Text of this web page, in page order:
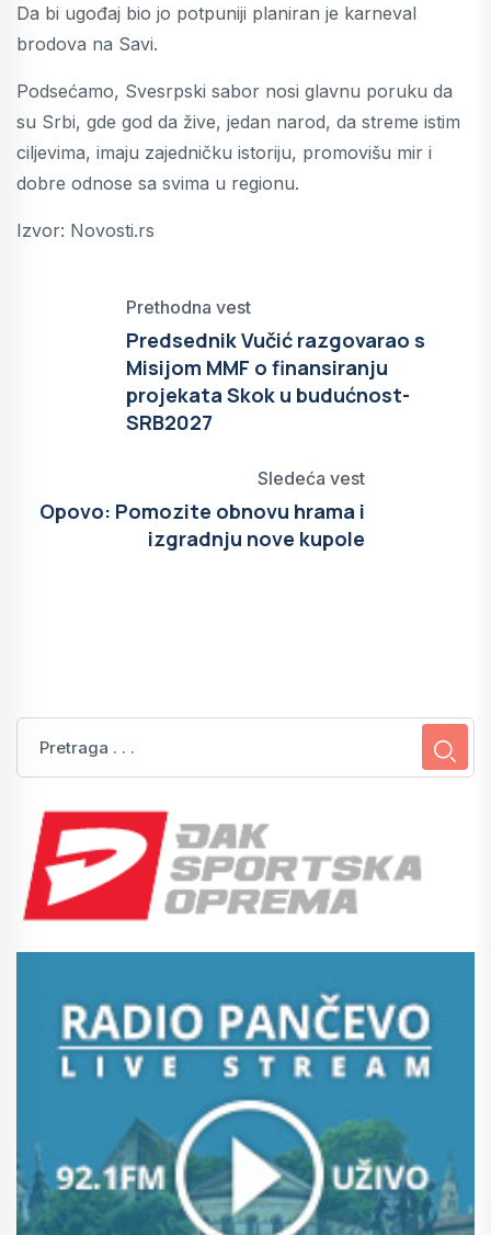
Da bi ugođaj bio jo potpuniji planiran je karneval
brodova na Savi.
Podsećamo, Svesrpski sabor nosi glavnu poruku da
su Srbi, gde god da žive, jedan narod, da streme istim
ciljevima, imaju zajedničku istoriju, promovišu mir i
dobre odnose sa svima u regionu.
Izvor: Novosti.rs
Prethodna vest
Predsednik Vučić razgovarao s
Misijom MMF o finansiranju
projekata Skok u budućnost-
SRB2027
Sledeća vest
Opovo: Pomozite obnovu hrama i
izgradnju nove kupole